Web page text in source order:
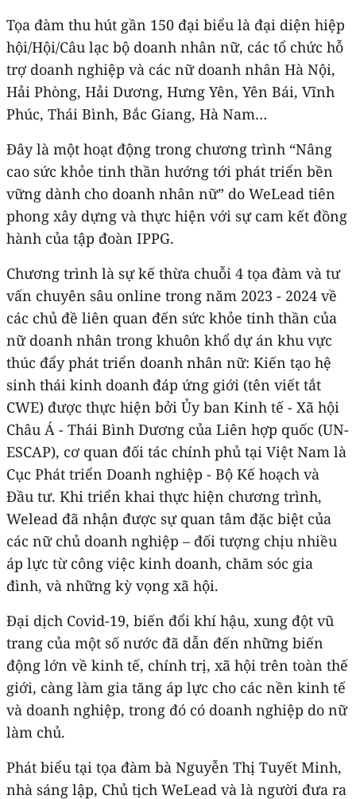
Tọa đàm thu hút gần 150 đại biểu là đại diện hiệp
hội/Hội/Câu lạc bộ doanh nhân nữ, các tổ chức hỗ
trợ doanh nghiệp và các nữ doanh nhân Hà Nội,
Hải Phòng, Hải Dương, Hưng Yên, Yên Bái, Vĩnh
Phúc, Thái Bình, Bắc Giang, Hà Nam…
Đây là một hoạt động trong chương trình “Nâng
cao sức khỏe tinh thần hướng tới phát triển bền
vững dành cho doanh nhân nữ” do WeLead tiên
phong xây dựng và thực hiện với sự cam kết đồng
hành của tập đoàn IPPG.
Chương trình là sự kế thừa chuỗi 4 tọa đàm và tư
vấn chuyên sâu online trong năm 2023 - 2024 về
các chủ đề liên quan đến sức khỏe tinh thần của
nữ doanh nhân trong khuôn khổ dự án khu vực
thúc đẩy phát triển doanh nhân nữ: Kiến tạo hệ
sinh thái kinh doanh đáp ứng giới (tên viết tắt
CWE) được thực hiện bởi Ủy ban Kinh tế - Xã hội
Châu Á - Thái Bình Dương của Liên hợp quốc (UN-
ESCAP), cơ quan đối tác chính phủ tại Việt Nam là
Cục Phát triển Doanh nghiệp - Bộ Kế hoạch và
Đầu tư. Khi triển khai thực hiện chương trình,
Welead đã nhận được sự quan tâm đặc biệt của
các nữ chủ doanh nghiệp – đối tượng chịu nhiều
áp lực từ công việc kinh doanh, chăm sóc gia
đình, và những kỳ vọng xã hội.
Đại dịch Covid-19, biến đổi khí hậu, xung đột vũ
trang của một số nước đã dẫn đến những biến
động lớn về kinh tế, chính trị, xã hội trên toàn thế
giới, càng làm gia tăng áp lực cho các nền kinh tế
và doanh nghiệp, trong đó có doanh nghiệp do nữ
làm chủ.
Phát biểu tại tọa đàm bà Nguyễn Thị Tuyết Minh,
nhà sáng lập, Chủ tịch WeLead và là người đưa ra